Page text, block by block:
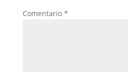
Comentario *